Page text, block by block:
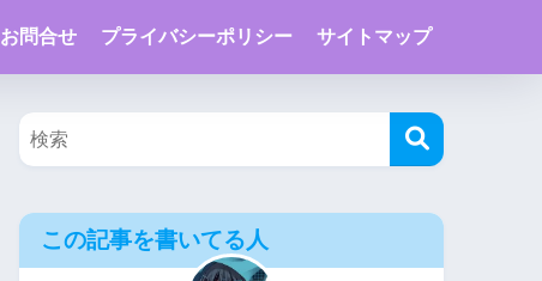
お問合せ プライバシーポリシー サイトマップ
この記事を書いてる人